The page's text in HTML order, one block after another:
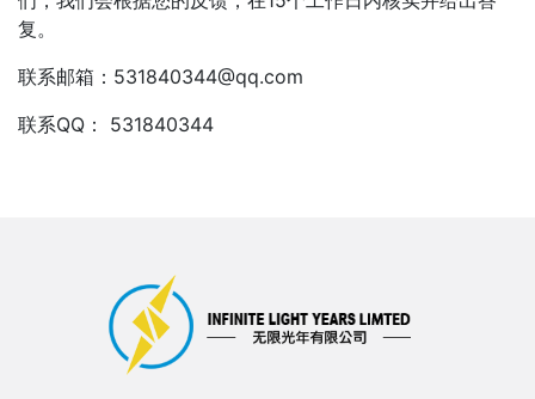
复。
联系邮箱： 531840344@qq.com
联系QQ： 531840344